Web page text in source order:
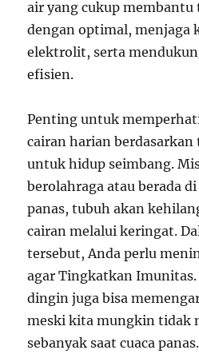
air yang cukup
dengan optimal, menjaga
elektrolit, serta
efisien.
Penting untuk
cairan harian
untuk hidup seimbang.
berolahraga atau berada
panas, tubuh akan
cairan melalui keringat.
tersebut, Anda perlu
agar Tingkatkan Imunitas.
dingin juga bisa
meski kita mungkin tidak
sebanyak saat cuaca